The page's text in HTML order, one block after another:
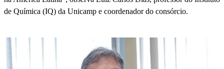
de Química (IQ) da Unicamp e coordenador do consórcio.